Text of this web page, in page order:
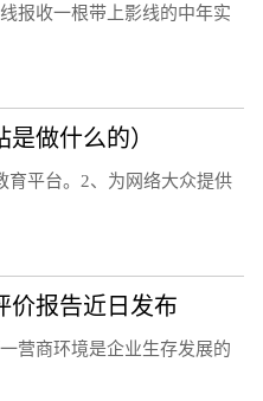
报收一根带上影线的中年实
做什么的）
育平台。2、为网络大众提供
价报告近日发布
营商环境是企业生存发展的